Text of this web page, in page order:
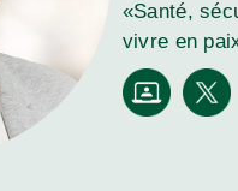
«Santé,
vivre en